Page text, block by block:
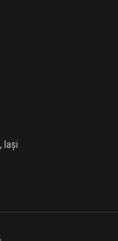
Iași